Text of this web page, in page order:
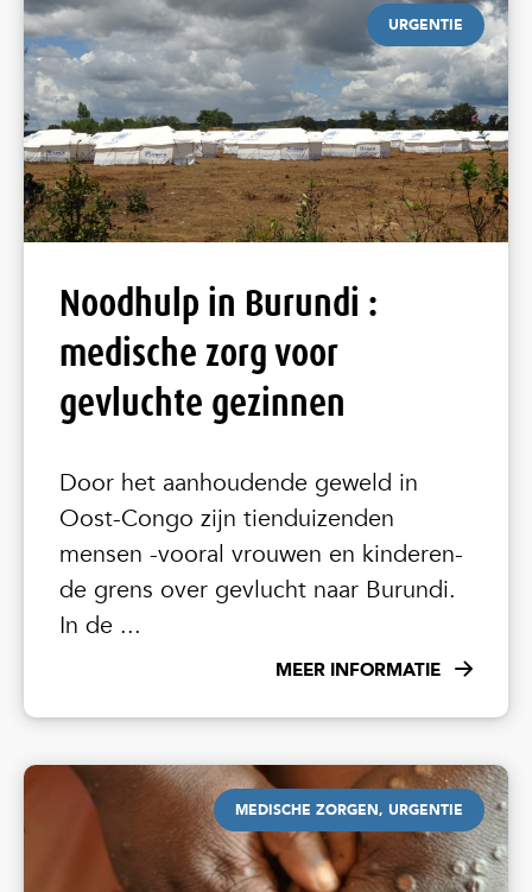
URGENTIE
Noodhulp in Burundi :
medische zorg voor
gevluchte gezinnen
Door het aanhoudende geweld in
Oost-Congo zijn tienduizenden
mensen -vooral vrouwen en kinderen-
de grens over gevlucht naar Burundi.
In de ...
MEER INFORMATIE
MEDISCHE ZORGEN, URGENTIE